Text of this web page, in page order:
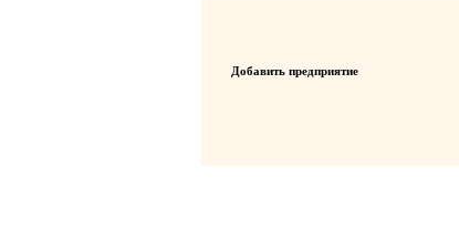
Добавить предприятие